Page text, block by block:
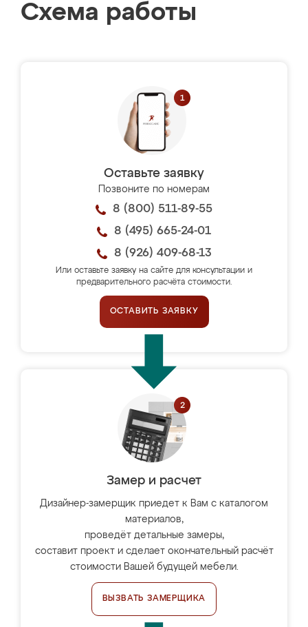
Схема работы
Оставьте заявку
Позвоните по номерам
8 (800) 511-89-55
8 (495) 665-24-01
8 (926) 409-68-13
Или оставьте заявку на сайте для консультации и
предварительного расчёта стоимости.
ОСТАВИТЬ ЗАЯВКУ
Замер и расчет
Дизайнер-замерщик приедет к Вам с каталогом
материалов,
проведёт детальные замеры,
составит проект и сделает окончательный расчёт
стоимости Вашей будущей мебели.
ВЫЗВАТЬ ЗАМЕРЩИКА